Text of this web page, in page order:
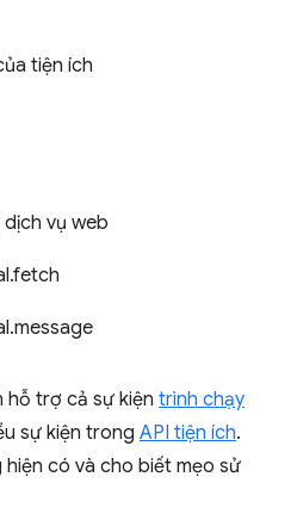
tiện ích
vụ web
hỗ trợ cả sự kiện trình chạy
sự kiện trong API tiện ích.
hiện có và cho biết mẹo sử